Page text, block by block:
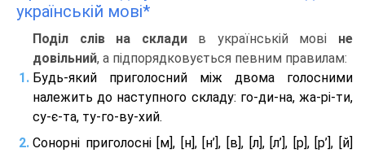
українській мові*
Поділ слів на складив українській мові не
довільний, а підпорядковується певним правилам:
Будь-який приголосний між двома голосними
належить до наступного складу: го-ди-на, жа-рі-ти,
су-є-та, ту-го-ву-хий.
Сонорні приголосні [м], [н], [н’], [в], [л], [л’], [р], [р’], [й]